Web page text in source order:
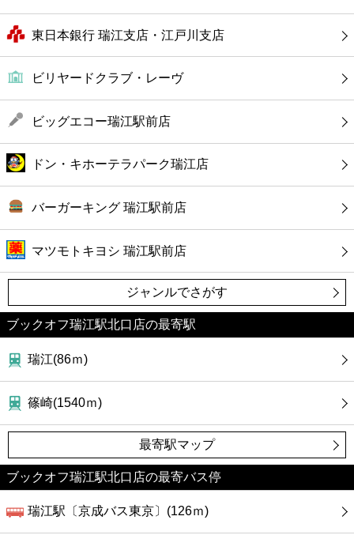
銀行
公共
病院
東日本銀行 瑞江支店・江戸川支店
ビリヤードクラブ・レーヴ
ビッグエコー瑞江駅前店
ドン・キホーテラパーク瑞江店
バーガーキング 瑞江駅前店
マツモトキヨシ 瑞江駅前店
ジャンルでさがす
ブックオフ瑞江駅北口店の最寄駅
瑞江(86ｍ)
篠崎(1540ｍ)
最寄駅マップ
ブックオフ瑞江駅北口店の最寄バス停
瑞江駅〔京成バス東京〕(126ｍ)